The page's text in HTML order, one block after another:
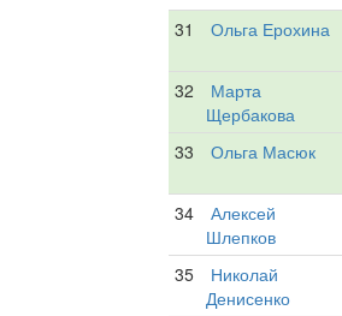
31 Ольга Ерохина
32
Марта
Щербакова
33 Ольга Масюк
34
Алексей
Шлепков
35
Николай
Денисенко